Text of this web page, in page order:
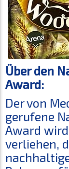
Über den
Award:
Der von
gerufene
Award
verliehen,